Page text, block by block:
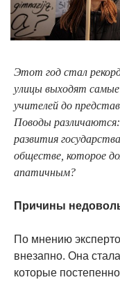
Этот год стал
улицы выходят
учителей до
Поводы
развития
обществе, которое
апатичным?
Причины
По мнению
внезапно. Она
которые